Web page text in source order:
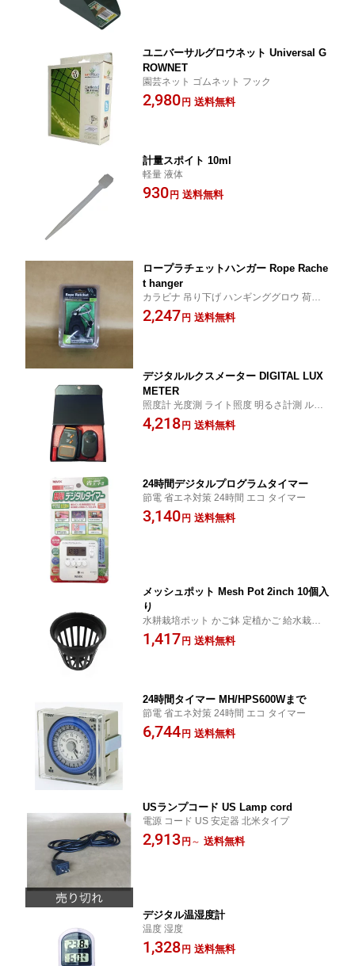
ユニバーサルグロウネット Universal G
ROWNET
園芸ネット ゴムネット フック
2,980円 送料無料
計量スポイト 10ml
軽量 液体
930円 送料無料
ロープラチェットハンガー Rope Rache
t hanger
カラビナ 吊り下げ ハンギンググロウ 荷造
りベルト ロープハンガー
2,247円 送料無料
デジタルルクスメーター DIGITAL LUX
METER
照度計 光度測 ライト照度 明るさ計測 ルク
ス計 室内栽培
4,218円 送料無料
24時間デジタルプログラムタイマー
節電 省エネ対策 24時間 エコ タイマー
3,140円 送料無料
メッシュポット Mesh Pot 2inch 10個入
り
水耕栽培ポット かご鉢 定植かご 給水栽培
育苗かご 園芸 ガーデンニング プラスチッ
ク
1,417円 送料無料
24時間タイマー MH/HPS600Wまで
節電 省エネ対策 24時間 エコ タイマー
6,744円 送料無料
USランプコード US Lamp cord
電源 コード US 安定器 北米タイプ
2,913円 ～ 送料無料
デジタル温湿度計
温度 湿度
1,328円 送料無料